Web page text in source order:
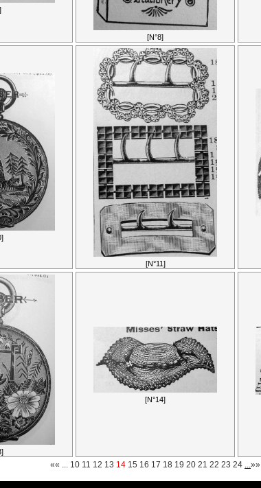
[N°8]
[N°11]
[N°14]
«« ... 10 11 12 13 14 15 16 17 18 19 20 21 22 23 24 ...»»